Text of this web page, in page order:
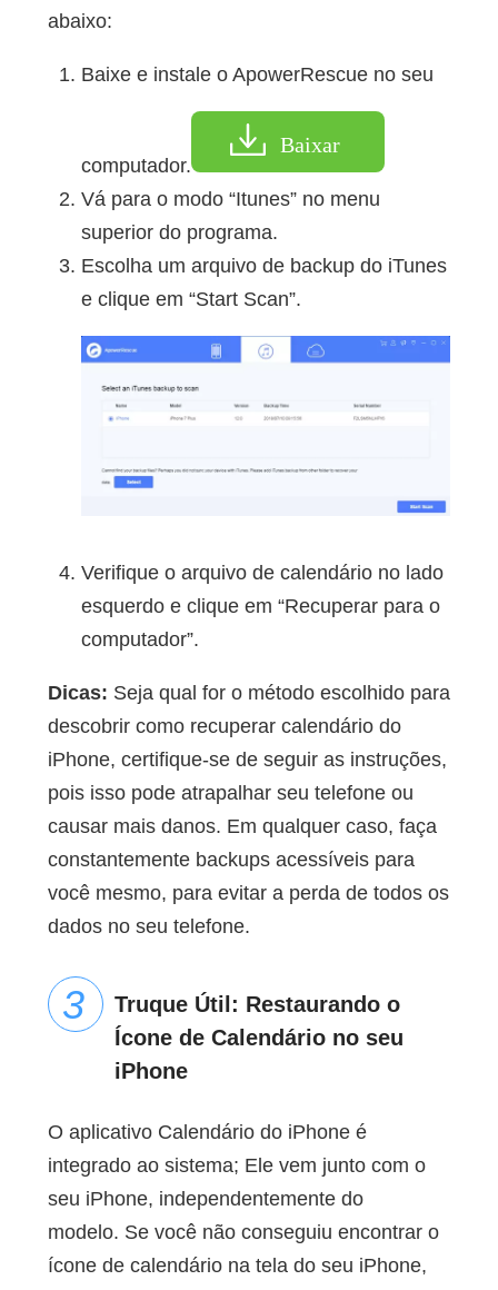
abaixo:
Baixe e instale o ApowerRescue no seu
computador.
Baixar
Vá para o modo “Itunes” no menu
superior do programa.
Escolha um arquivo de backup do iTunes
e clique em “Start Scan”.
Verifique o arquivo de calendário no lado
esquerdo e clique em “Recuperar para o
computador”.
Dicas: Seja qual for o método escolhido para
descobrir como recuperar calendário do
iPhone, certifique-se de seguir as instruções,
pois isso pode atrapalhar seu telefone ou
causar mais danos. Em qualquer caso, faça
constantemente backups acessíveis para
você mesmo, para evitar a perda de todos os
dados no seu telefone.
Truque Útil: Restaurando o
Ícone de Calendário no seu
iPhone
O aplicativo Calendário do iPhone é
integrado ao sistema; Ele vem junto com o
seu iPhone, independentemente do
modelo. Se você não conseguiu encontrar o
ícone de calendário na tela do seu iPhone,